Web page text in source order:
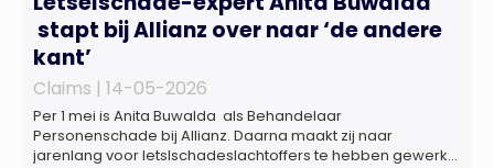
stapt bij Allianz over naar ‘de andere
kant’
Claims | 14-05-2026
Per 1 mei is Anita Buwalda als Behandelaar
Personenschade bij Allianz. Daarna maakt zij naar
jarenlang voor letslschadeslachtoffers te hebben gewerkt